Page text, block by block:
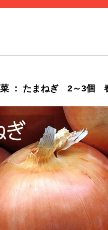
： たまねぎ 2～3個